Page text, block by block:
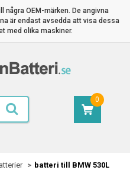
OEM-märken. De angivna
är endast avsedda att visa dessa
med olika maskiner.
0
batteri till BMW 530L